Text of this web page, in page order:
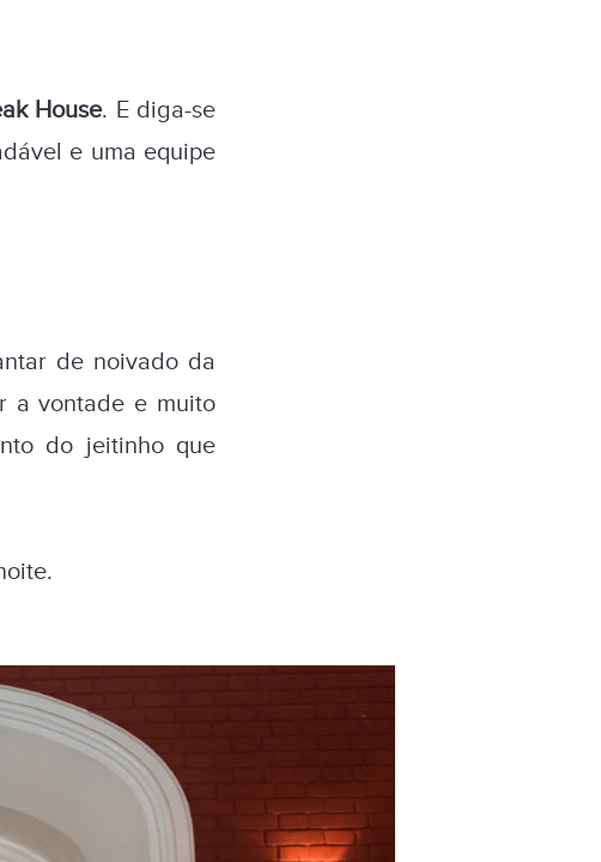
House. E diga-se
e uma equipe
de noivado da
a vontade e muito
do jeitinho que